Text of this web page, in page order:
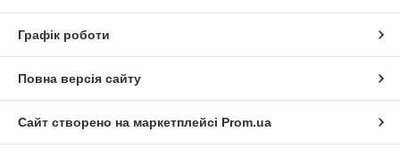
Графік роботи
Повна версія сайту
Сайт створено на маркетплейсі Prom.ua